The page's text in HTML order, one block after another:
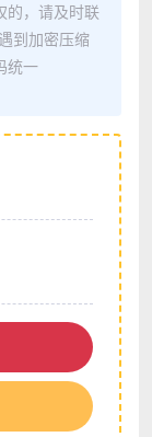
的，请及时联
到加密压缩
统一